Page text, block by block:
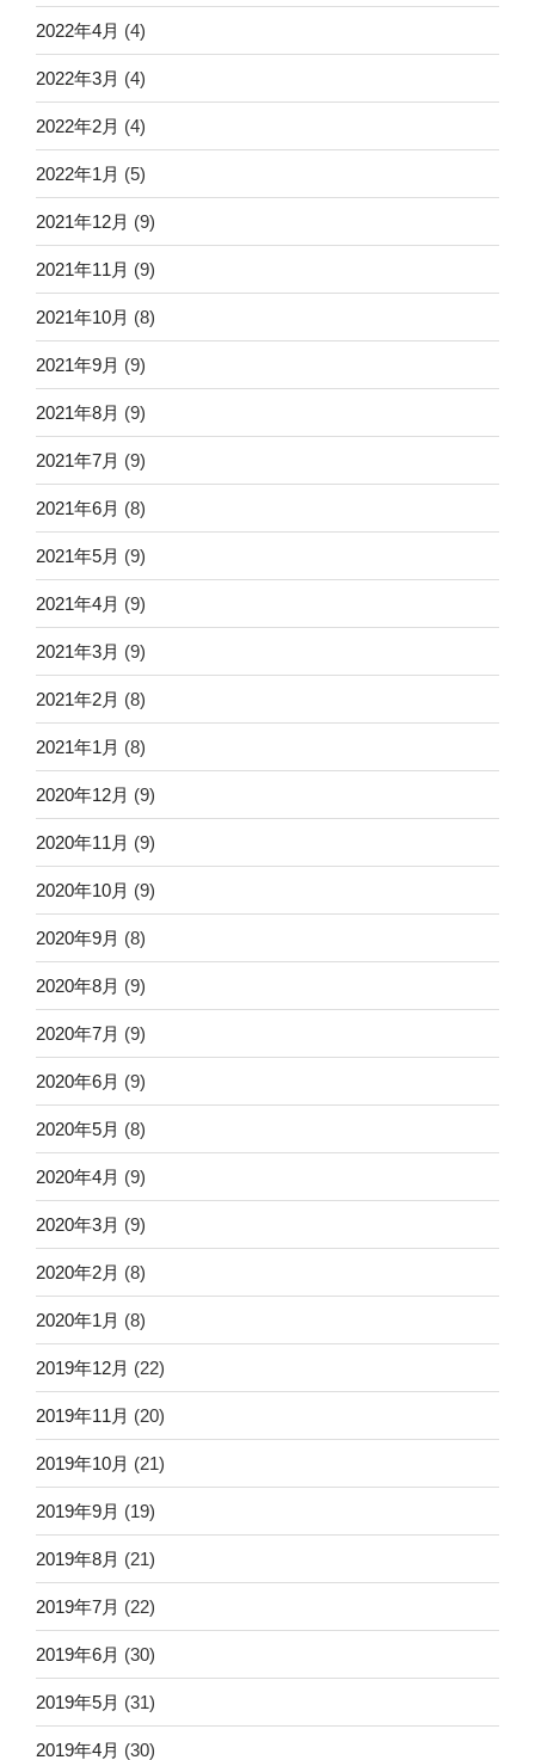
2022年4月 (4)
2022年3月 (4)
2022年2月 (4)
2022年1月 (5)
2021年12月 (9)
2021年11月 (9)
2021年10月 (8)
2021年9月 (9)
2021年8月 (9)
2021年7月 (9)
2021年6月 (8)
2021年5月 (9)
2021年4月 (9)
2021年3月 (9)
2021年2月 (8)
2021年1月 (8)
2020年12月 (9)
2020年11月 (9)
2020年10月 (9)
2020年9月 (8)
2020年8月 (9)
2020年7月 (9)
2020年6月 (9)
2020年5月 (8)
2020年4月 (9)
2020年3月 (9)
2020年2月 (8)
2020年1月 (8)
2019年12月 (22)
2019年11月 (20)
2019年10月 (21)
2019年9月 (19)
2019年8月 (21)
2019年7月 (22)
2019年6月 (30)
2019年5月 (31)
2019年4月 (30)